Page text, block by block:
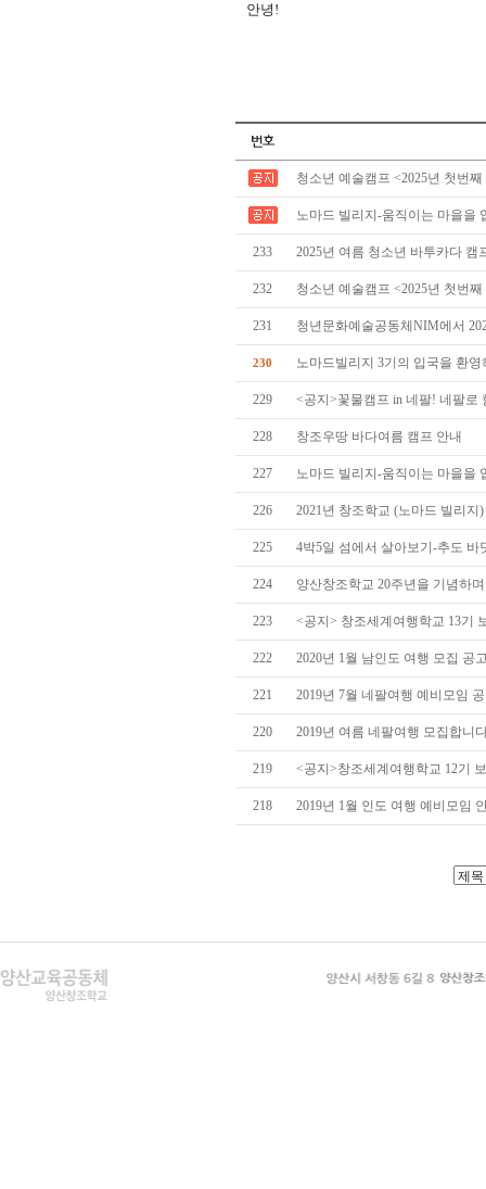
안녕!
청소년 예술캠프 <2025년 첫번
노마드 빌리지-움직이는 마을을
233 2025년 여름 청소년 바투카다 캠
232 청소년 예술캠프 <2025년 첫번
231 청년문화예술공동체NIM에서
230 노마드빌리지 3기의 입국을 환
229 <공지>꽃물캠프 in 네팔! 네팔로
228 창조우땅 바다여름 캠프 안내
227 노마드 빌리지-움직이는 마을을
226 2021년 창조학교 (노마드 빌리지
225 4박5일 섬에서 살아보기-추도 바
224 양산창조학교 20주년을 기념하
223 <공지> 창조세계여행학교 13기
222 2020년 1월 남인도 여행 모집 공
221 2019년 7월 네팔여행 예비모임
220 2019년 여름 네팔여행 모집합니
219 <공지>창조세계여행학교 12기
218 2019년 1월 인도 여행 예비모임